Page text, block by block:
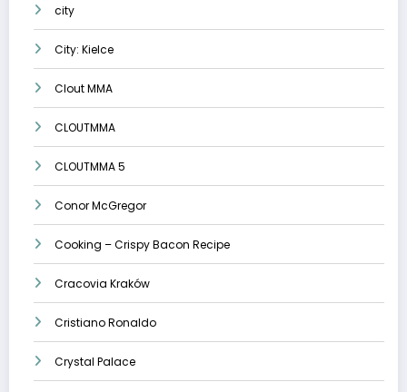
city
City: Kielce
Clout MMA
CLOUTMMA
CLOUTMMA 5
Conor McGregor
Cooking – Crispy Bacon Recipe
Cracovia Kraków
Cristiano Ronaldo
Crystal Palace